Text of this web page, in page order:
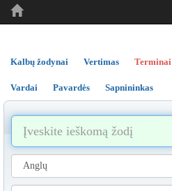
Kalbų žodynai Vertimas Terminai
Vardai Pavardės Sapnininkas